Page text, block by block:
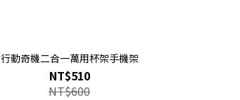
行動奇機二合一萬用杯架手機架
NT$510
NT$600